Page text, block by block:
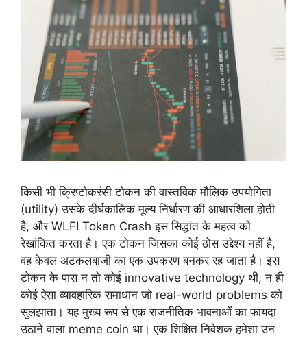
किसी भी क्रिप्टोकरंसी टोकन की वास्तविक मौलिक उपयोगिता
(utility) उसके दीर्घकालिक मूल्य निर्धारण की आधारशिला होती
है, और WLFI Token Crash इस सिद्धांत के महत्व को
रेखांकित करता है। एक टोकन जिसका कोई ठोस उद्देश्य नहीं है,
वह केवल अटकलबाजी का एक उपकरण बनकर रह जाता है। इस
टोकन के पास न तो कोई innovative technology थी, न ही
कोई ऐसा व्यावहारिक समाधान जो real-world problems को
सुलझाता। यह मुख्य रूप से एक राजनीतिक भावनाओं का फायदा
उठाने वाला meme coin था। एक शिक्षित निवेशक हमेशा उन